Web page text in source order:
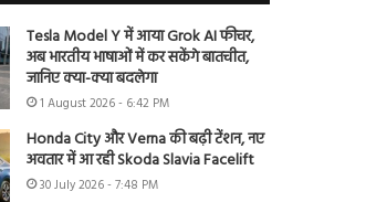
Tesla Model Y में आया Grok AI फीचर,
अब भारतीय भाषाओं में कर सकेंगे बातचीत,
जानिए क्या-क्या बदलेगा
1 August 2026 - 6:42 PM
Honda City और Verna की बढ़ी टेंशन, नए
अवतार में आ रही Skoda Slavia Facelift
30 July 2026 - 7:48 PM